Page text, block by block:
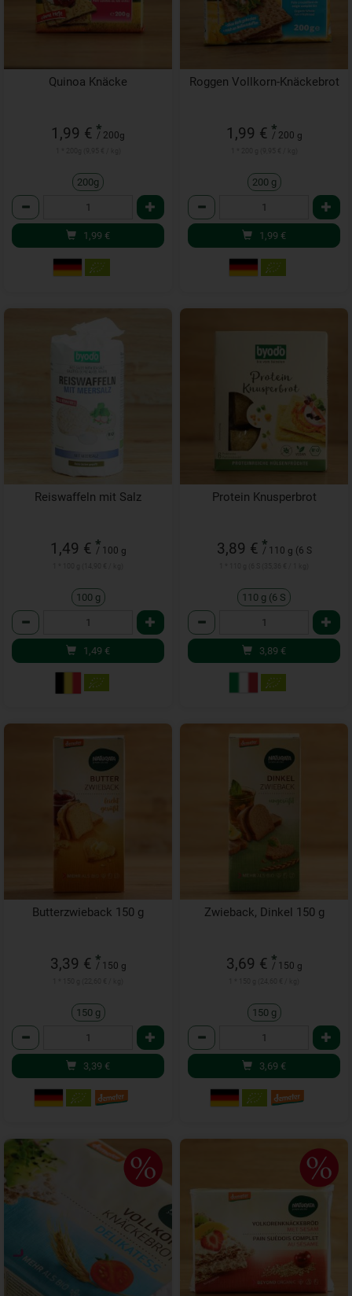
Quinoa Knäcke
1,99 € *
/ 200g
200g
Anzahl
1,99 €
Roggen Vollkorn-Knäckebrot
1,99 € *
/ 200 g
200 g
Anzahl
1,99 €
Reiswaffeln mit Salz
1,49 € *
/ 100 g
100 g
Anzahl
1,49 €
Protein Knusperbrot
3,89 € *
/ 110 g (6 S
110 g (6 S
Anzahl
3,89 €
Butterzwieback 150 g
3,39 € *
/ 150 g
150 g
Anzahl
3,39 €
Zwieback, Dinkel 150 g
3,69 € *
/ 150 g
150 g
Anzahl
3,69 €